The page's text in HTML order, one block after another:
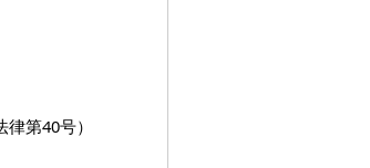
第40号）